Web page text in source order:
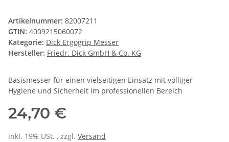
Artikelnummer: 82007211
GTIN: 4009215060072
Kategorie: Dick Ergogrip Messer
Hersteller: Friedr. Dick GmbH & Co. KG
Basismesser für einen vielseitigen Einsatz mit völliger
Hygiene und Sicherheit im professionellen Bereich
24,70 €
inkl. 19% USt. , zzgl. Versand